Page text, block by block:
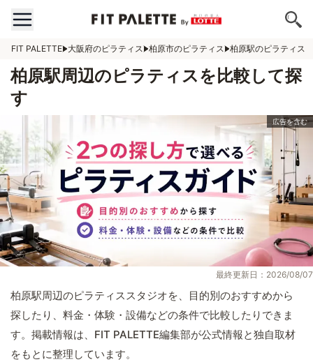
FIT PALETTE 大阪府のピラティス 柏原市のピラティス 柏原駅のピラティス
柏原駅周辺のピラティスを比較して探
す
最終更新日：2026/08/07
柏原駅周辺のピラティススタジオを、目的別のおすすめから
探したり、料金・体験・設備などの条件で比較したりできま
す。掲載情報は、FIT PALETTE編集部が公式情報と独自取材
をもとに整理しています。